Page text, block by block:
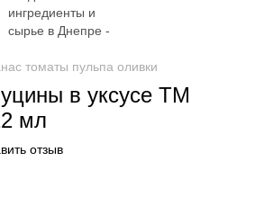
томаты пульпа оливки
в уксусе TM
мл
отзыв